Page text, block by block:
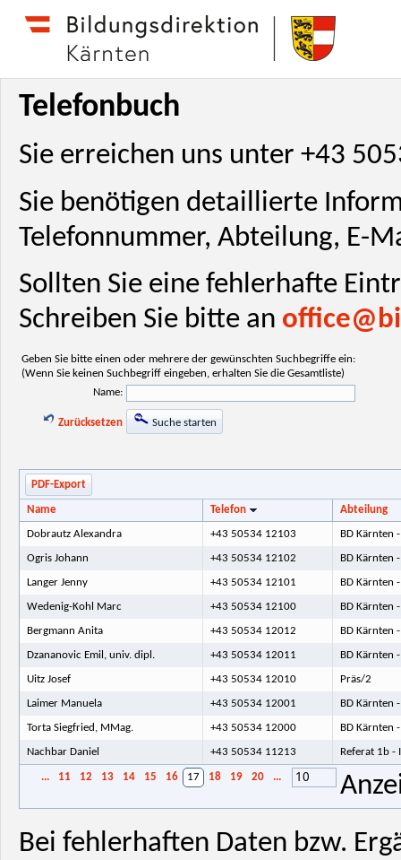
Telefonbuch
Sie erreichen uns unter +43
Sie benötigen detaillierte
Telefonnummer, Abteilung, E-
Sollten Sie eine fehlerhafte
Schreiben Sie bitte an
Geben Sie bitte einen oder mehrere der gewünschten Suchbegriffe ein:
(Wenn Sie keinen Suchbegriff eingeben, erhalten Sie die Gesamtliste)
Name:
Zurücksetzen Suche starten
PDF-Export
Name Telefon Abteilung
Dobrautz Alexandra +43 50534 12103 BD Kärnten
Ogris Johann +43 50534 12102 BD Kärnten
Langer Jenny +43 50534 12101 BD Kärnten
Wedenig-Kohl Marc +43 50534 12100 BD Kärnten
Bergmann Anita +43 50534 12012 BD Kärnten
Dzananovic Emil, univ. dipl. +43 50534 12011 BD Kärnten
Uitz Josef +43 50534 12010 Präs/2
Laimer Manuela +43 50534 12001 BD Kärnten
Torta Siegfried, MMag. +43 50534 12000 BD Kärnten
Nachbar Daniel +43 50534 11213 Referat 1b -
... 11 12 13 14 15 16 17 18 19 20 ... 10
Bei fehlerhaften Daten bzw.